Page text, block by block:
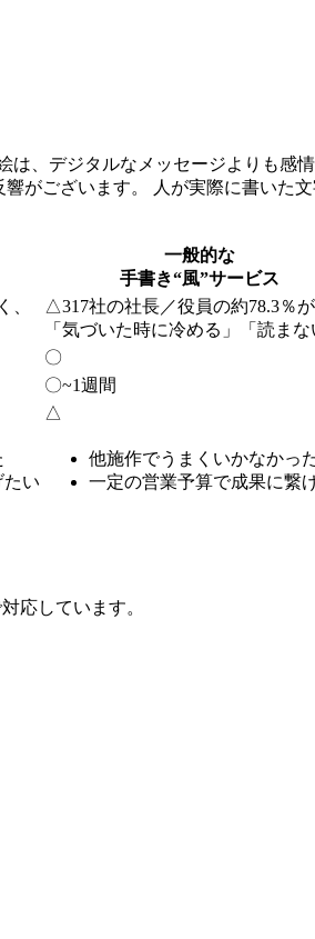
、デジタルなメッセージよりも感
がございます。 人が実際に書いた
一般的な
手書き“風”サービス
、
△317社の社長／役員の約78.3％が
「気づいた時に冷める」「読まな
〇
〇~1週間
△
い
他施作でうまくいかなかっ
一定の営業予算で成果に繋
応しています。